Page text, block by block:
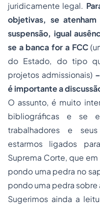
juridicamente legal.
objetivas, se
suspensão, igual
se a banca for a FCC(
do Estado, do tipo
projetos admissionais)
é importante a
O assunto, é muito
bibliográficas e se
trabalhadores e
estarmos ligados
Suprema Corte, que
pondo uma pedra no
pondo uma pedra sobre
Sugerimos ainda a